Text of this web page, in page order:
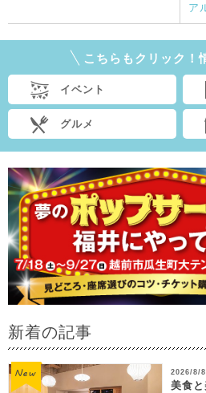
ア
こちらもクリック！
イベント
グルメ
新着の記事
2026/8/8
美食